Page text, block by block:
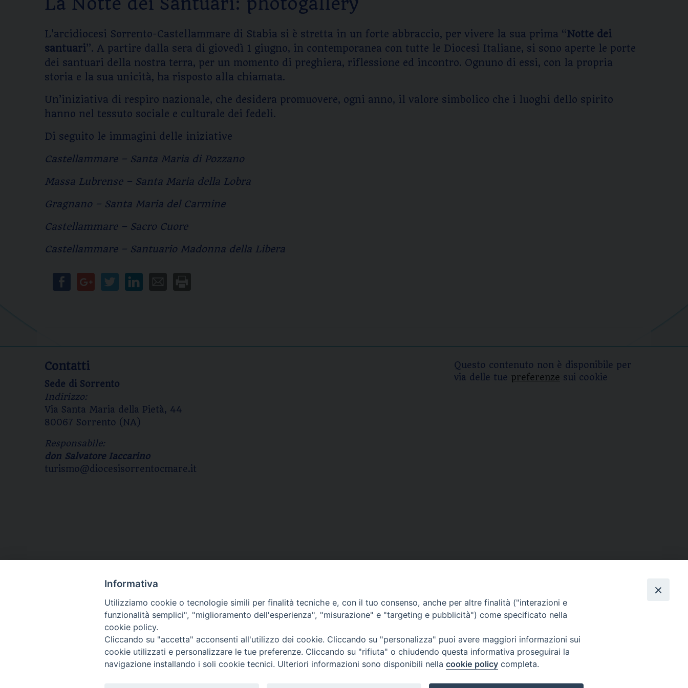
L’arcidiocesi Sorrento-Castellammare di Stabia si è stretta in un forte abbraccio, per vivere la sua prima “Notte dei
santuari”. A partire dalla sera di giovedì 1 giugno, in contemporanea con tutte le Diocesi Italiane, si sono aperte le porte
dei santuari della nostra terra, per un momento di preghiera, riflessione ed incontro. Ognuno di essi, con la propria
storia e la sua unicità, ha risposto alla chiamata.
Un’iniziativa di respiro nazionale, che desidera promuovere, ogni anno, il valore simbolico che i luoghi dello spirito
hanno nel tessuto sociale e culturale dei fedeli.
Di seguito le immagini delle iniziative
Castellammare – Santa Maria di Pozzano
Massa Lubrense – Santa Maria della Lobra
Gragnano – Santa Maria del Carmine
Castellammare – Sacro Cuore
Castellammare – Santuario Madonna della Libera
Contatti
Sede di Sorrento
Indirizzo:
Via Santa Maria della Pietà, 44
80067 Sorrento (NA)
Responsabile:
don Salvatore Iaccarino
turismo@diocesisorrentocmare.it
Questo contenuto non è disponibile per
via delle tue preferenze sui cookie
Informativa
Utilizziamo cookie o tecnologie simili per finalità tecniche e, con il tuo consenso, anche per altre finalità ("interazioni e
funzionalità semplici", "miglioramento dell'esperienza", "misurazione" e "targeting e pubblicità") come specificato nella
cookie policy.
Cliccando su "accetta" acconsenti all'utilizzo dei cookie. Cliccando su "personalizza" puoi avere maggiori informazioni sui
cookie utilizzati e personalizzare le tue preferenze. Cliccando su "rifiuta" o chiudendo questa informativa proseguirai la
navigazione installando i soli cookie tecnici. Ulteriori informazioni sono disponibili nella cookie policy completa.